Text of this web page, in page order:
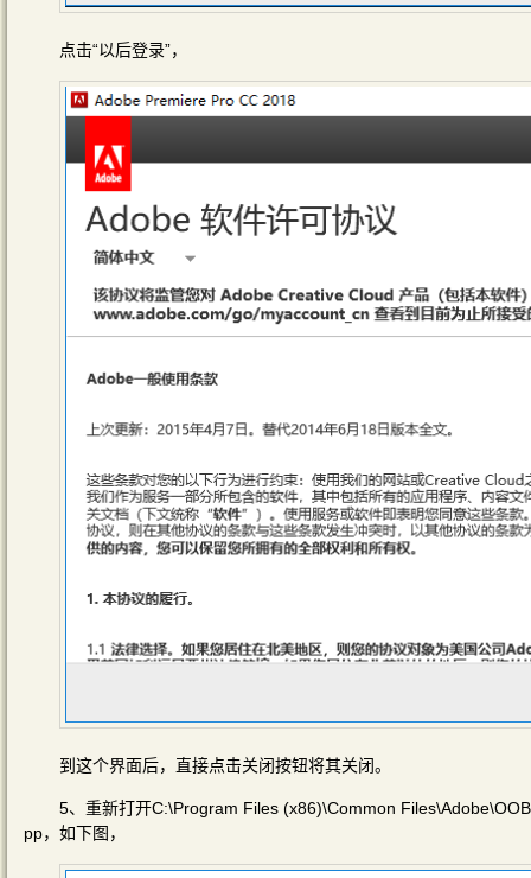
点击“以后登录”，
到这个界面后，直接点击关闭按钮将其关闭。
5、重新打开C:\Program Files (x86)\Common
pp，如下图，